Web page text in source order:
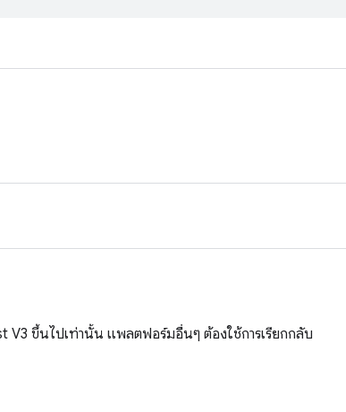
V3 ขึ้นไปเท่านั้น แพลตฟอร์มอื่นๆ ต้องใช้การเรียกกลับ